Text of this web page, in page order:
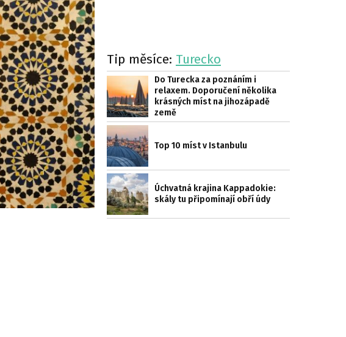
Tip měsíce: Turecko
Do Turecka za poznáním i
relaxem. Doporučení několika
krásných míst na jihozápadě
země
Top 10 míst v Istanbulu
Úchvatná krajina Kappadokie:
skály tu připomínají obří údy